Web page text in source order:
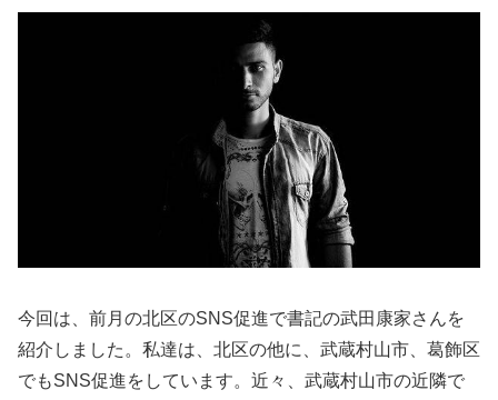
今回は、前月の北区のSNS促進で書記の武田康家さんを
紹介しました。私達は、北区の他に、武蔵村山市、葛飾区
でもSNS促進をしています。近々、武蔵村山市の近隣で